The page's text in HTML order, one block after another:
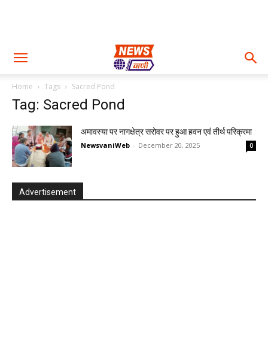
Home Tags Sacred Pond
Tag: Sacred Pond
अमावस्या पर नागक्षेत्र सरोवर पर हुआ हवन एवं तीर्थ परिक्रमा
NewsvaniWeb - December 20, 2025 0
Advertisement